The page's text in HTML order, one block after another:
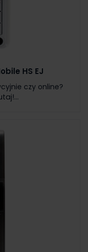
HS EJ
czy online?